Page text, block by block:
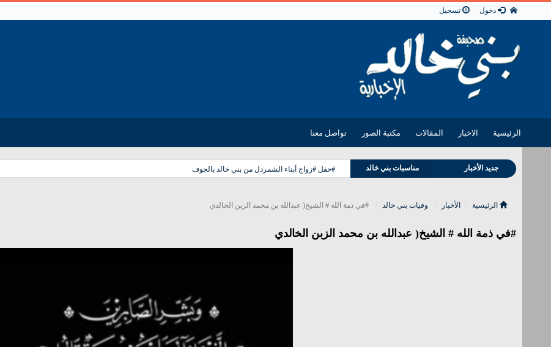
دخول تسجيل
الرئيسية الاخبار المقالات مكتبة الصور تواصل معنا
جديد الأخبار مناسبات بني خالد #حفل #زواج أبناء الشمردل من بني خالد بالجوف
الرئيسية الأخبار وفيات بني خالد #في ذمة الله # الشيخ( عبدالله بن محمد الزبن الخالدي
#في ذمة الله # الشيخ( عبدالله بن محمد الزبن الخالدي